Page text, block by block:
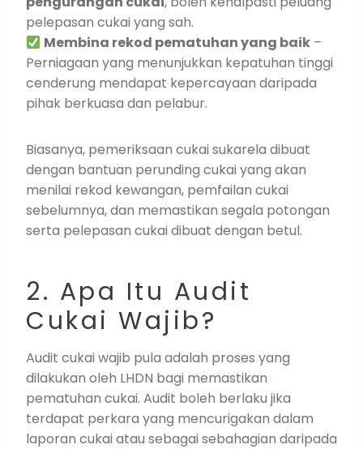
pelepasan cukai yang sah.
Membina rekod pematuhan yang baik –
Perniagaan yang menunjukkan kepatuhan tinggi
cenderung mendapat kepercayaan daripada
pihak berkuasa dan pelabur.
Biasanya, pemeriksaan cukai sukarela dibuat
dengan bantuan perunding cukai yang akan
menilai rekod kewangan, pemfailan cukai
sebelumnya, dan memastikan segala potongan
serta pelepasan cukai dibuat dengan betul.
2. Apa Itu Audit
Cukai Wajib?
Audit cukai wajib pula adalah proses yang
dilakukan oleh LHDN bagi memastikan
pematuhan cukai. Audit boleh berlaku jika
terdapat perkara yang mencurigakan dalam
laporan cukai atau sebagai sebahagian daripada